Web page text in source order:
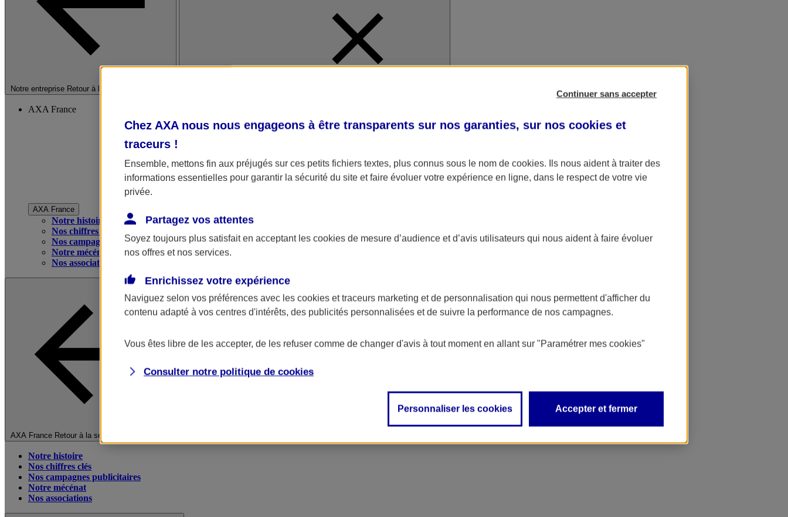
Notre entreprise Retour à la section précédente
AXA France
AXA France
Notre histoire
Nos chiffres clés
Nos campagnes publicitaires
Notre mécénat
Nos associations
AXA France Retour à la section précédente
Notre histoire
Nos chiffres clés
Nos campagnes publicitaires
Notre mécénat
Nos associations
Continuer sans accepter
Chez AXA nous nous engageons à être transparents sur nos garanties, sur nos cookies et
traceurs !
Ensemble, mettons fin aux préjugés sur ces petits fichiers textes, plus connus sous le nom de cookies. Ils nous aident à traiter des
informations essentielles pour garantir la sécurité du site et faire évoluer votre expérience en ligne, dans le respect de votre vie
privée.
Partagez vos attentes
Soyez toujours plus satisfait en acceptant les cookies de mesure d’audience et d’avis utilisateurs qui nous aident à faire évoluer
nos offres et nos services.
Enrichissez votre expérience
Naviguez selon vos préférences avec les cookies et traceurs marketing et de personnalisation qui nous permettent d'afficher du
contenu adapté à vos centres d'intérêts, des publicités personnalisées et de suivre la performance de nos campagnes.
Vous êtes libre de les accepter, de les refuser comme de changer d'avis à tout moment en allant sur "Paramétrer mes cookies"
Consulter notre politique de cookies
Personnaliser les cookies Accepter et fermer